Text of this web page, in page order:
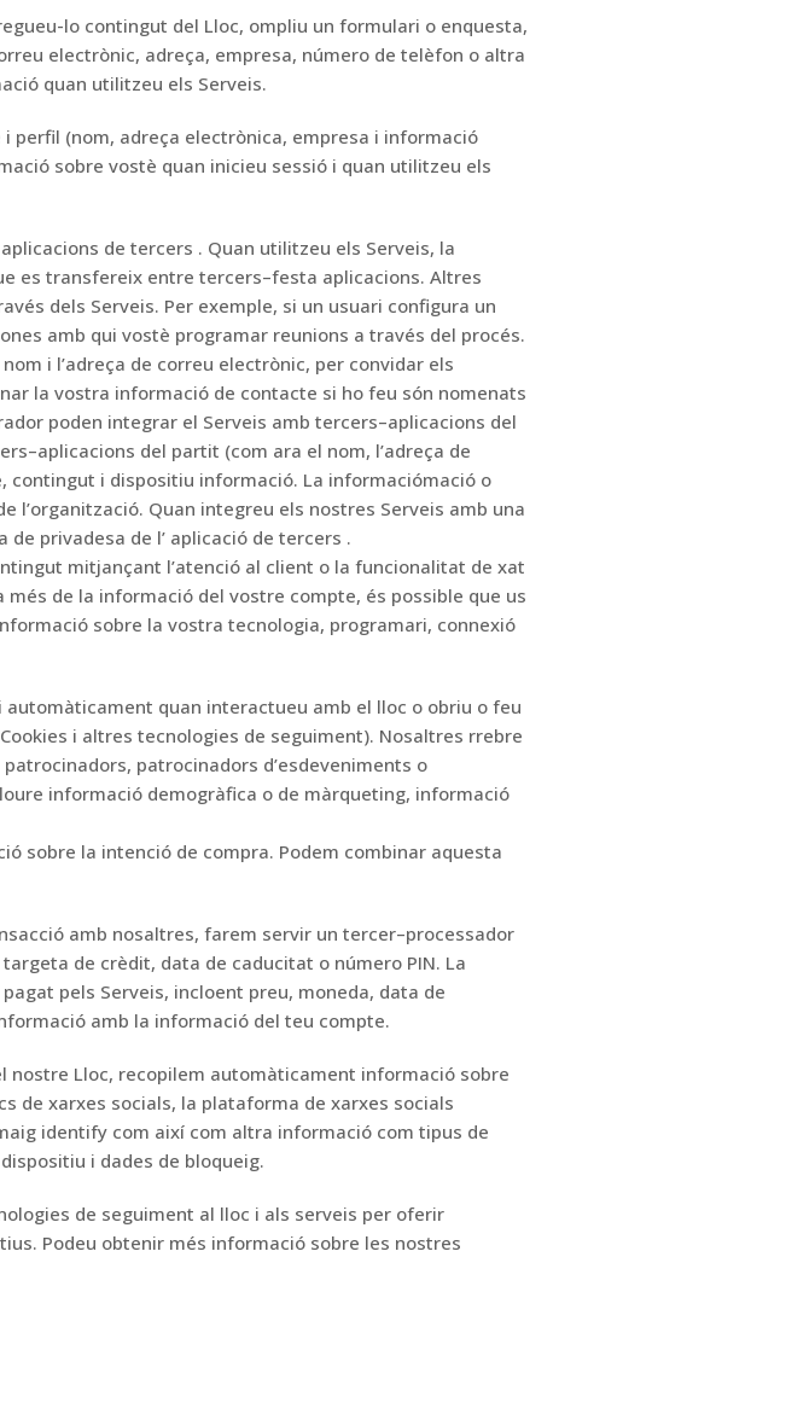
lo contingut del Lloc, ompliu un formulari o enquesta,
electrònic, adreça, empresa, número de telèfon o altra
quan utilitzeu els Serveis.
perfil (nom, adreça electrònica, empresa i informació
sobre vostè quan inicieu sessió i quan utilitzeu els
aplicacions de tercers . Quan utilitzeu els Serveis, la
es transfereix entre tercers–festa aplicacions. Altres
dels Serveis. Per exemple, si un usuari configura un
amb qui vostè programar reunions a través del procés.
i l’adreça de correu electrònic, per convidar els
la vostra informació de contacte si ho feu són nomenats
poden integrar el Serveis amb tercers–aplicacions del
–aplicacions del partit (com ara el nom, l’adreça de
contingut i dispositiu informació. La informaciómació o
l’organització. Quan integreu els nostres Serveis amb una
de privadesa de l’ aplicació de tercers .
mitjançant l’atenció al client o la funcionalitat de xat
més de la informació del vostre compte, és possible que us
sobre la vostra tecnologia, programari, connexió
automàticament quan interactueu amb el lloc o obriu o feu
i altres tecnologies de seguiment). Nosaltres rrebre
patrocinadors, patrocinadors d’esdeveniments o
informació demogràfica o de màrqueting, informació
sobre la intenció de compra. Podem combinar aquesta
amb nosaltres, farem servir un tercer–processador
de crèdit, data de caducitat o número PIN. La
pels Serveis, incloent preu, moneda, data de
amb la informació del teu compte.
nostre Lloc, recopilem automàticament informació sobre
de xarxes socials, la plataforma de xarxes socials
identify com així com altra informació com tipus de
i dades de bloqueig.
de seguiment al lloc i als serveis per oferir
Podeu obtenir més informació sobre les nostres